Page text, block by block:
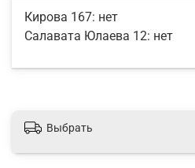
Кирова 167: нет
Салавата Юлаева 12: нет
Выбрать